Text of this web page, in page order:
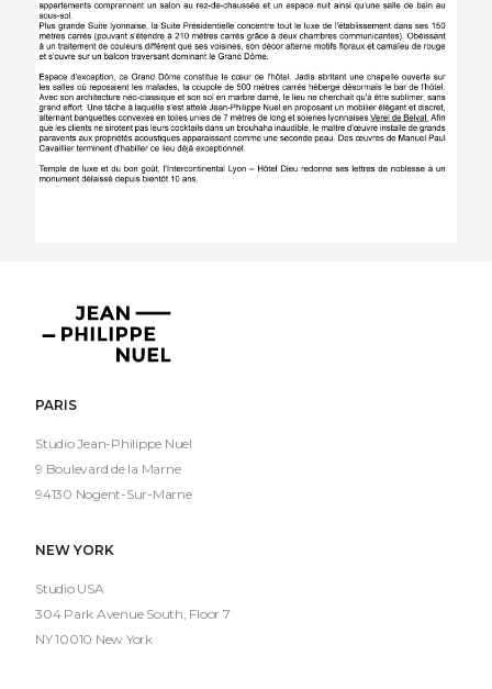
Jean-
Philippe
PARIS
Studio Jean-Philippe Nuel
9 Boulevard de la Marne
94130 Nogent-Sur-Marne
NEW YORK
Studio USA
304 Park Avenue South, Floor 7
NY 10010 New York